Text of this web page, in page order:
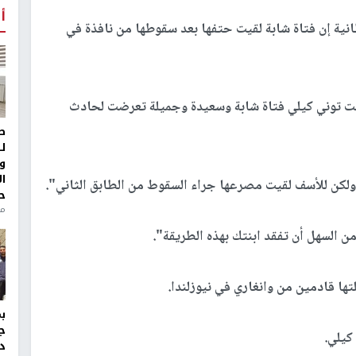
إن فتاة شابة لقيت حتفها بعد سقوطها من نافذة في
توني كيلي فتاة شابة وسعيدة وجميلة تعرضت لحادث
للأسف لقيت مصرعها جراء السقوط من الطابق الثاني".
السهل أن تفقد ابنتك بهذه الطريقة".
قادمين من وانغاري في نيوزلندا.
كيلي.